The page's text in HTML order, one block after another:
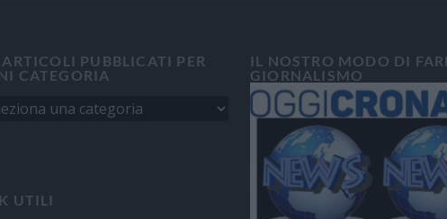
PUBBLICATI PER
CATEGORIA
UTILI
IL NOSTRO MODO DI
GIORNALISMO